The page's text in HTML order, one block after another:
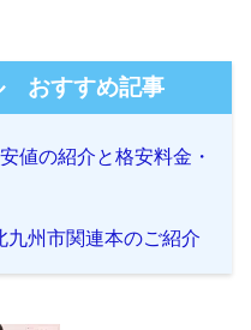
おすすめ記事
値の紹介と格安料金・
九州市関連本のご紹介